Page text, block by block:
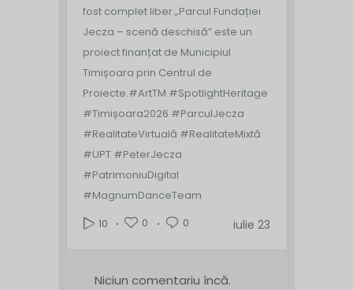
fost complet liber.„Parcul Fundației
Jecza – scenă deschisă” este un
proiect finanțat de Municipiul
Timișoara prin Centrul de
Proiecte.#ArtTM #SpotlightHeritage
#Timișoara2026 #ParculJecza
#RealitateVirtuală #RealitateMixtă
#UPT #PeterJecza
#PatrimoniuDigital
#MagnumDanceTeam
10
0 0 iulie 23
Niciun comentariu încă.